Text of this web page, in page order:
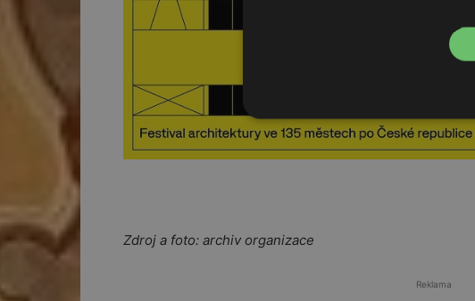
Zdroj a foto: archiv organizace
Reklama